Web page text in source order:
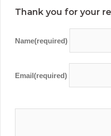
Thank you for your
Name(required)
Email(required)